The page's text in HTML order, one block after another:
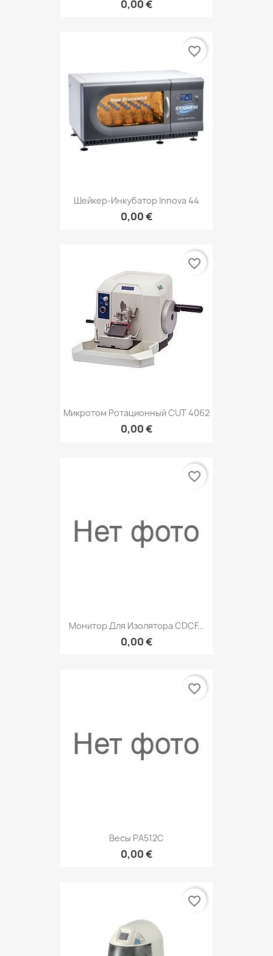
0,00 €
Шейкер-Инкубатор Innova 44
0,00 €
favorite_border
Микротом Ротационный CUT 4062
0,00 €
favorite_border
Монитор Для Изолятора CDCF...
0,00 €
favorite_border
Весы РА512С
0,00 €
favorite_border
favorite_border